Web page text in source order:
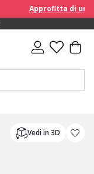
Approfitta di un
Vedi in 3D